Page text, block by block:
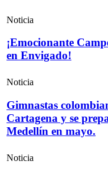
Noticia
¡Emocionante
en Envigado!
Noticia
Gimnastas
Cartagena y se
Medellín en mayo.
Noticia